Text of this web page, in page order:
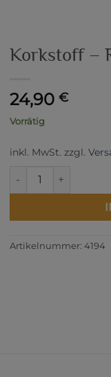
Korkstoff –
24,90 €
Vorrätig
inkl. MwSt. zzgl.
Korkstoff - Rosa mit
Artikelnummer: 4194